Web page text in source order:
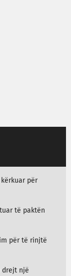
për
të paktën
për të rinjtë
drejt një